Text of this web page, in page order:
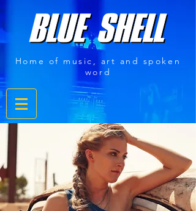
Home of music, art and spoken
word